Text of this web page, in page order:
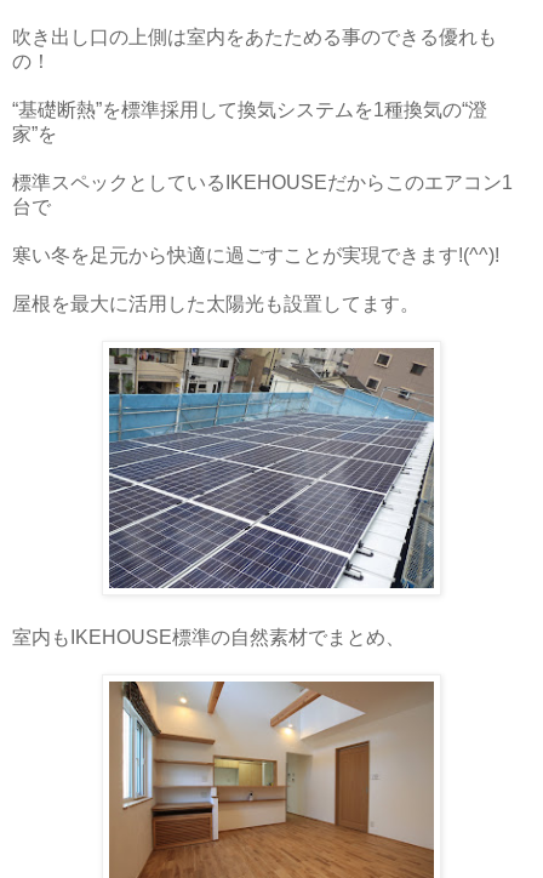
吹き出し口の上側は室内をあたためる事のできる優れも
の！
“基礎断熱”を標準採用して換気システムを1種換気の“澄
家”を
標準スペックとしているIKEHOUSEだからこのエアコン1
台で
寒い冬を足元から快適に過ごすことが実現できます!(^^)!
屋根を最大に活用した太陽光も設置してます。
室内もIKEHOUSE標準の自然素材でまとめ、